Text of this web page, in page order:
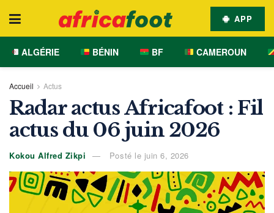
APP
ALGÉRIE BÉNIN BF CAMEROUN
Accueil Actus
Radar actus Africafoot : Fil
actus du 06 juin 2026
Kokou Alfred Zikpi Posté le juin 6, 2026